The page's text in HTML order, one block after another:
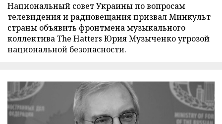
Национальный совет Украины по вопросам
телевидения и радиовещания призвал Минкульт
страны объявить фронтмена музыкального
коллектива The Hatters Юрия Музыченко угрозой
национальной безопасности.